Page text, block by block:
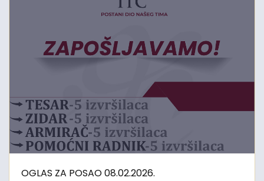
OGLAS ZA POSAO 08.02.2026.